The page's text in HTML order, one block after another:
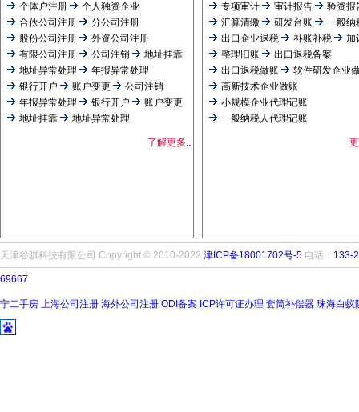
个体户注册
个人独资企业
合伙公司注册
分公司注册
股份公司注册
外资公司注册
有限公司注册
公司注销
地址挂靠
地址异常处理
年报异常处理
银行开户
账户变更
公司注销
年报异常处理
银行开户
账户变更
地址挂靠
地址异常处理
了解更多...
专项审计 审计报告
验资报
汇算清缴
研发台账
一般纳
出口企业退税
补账补税
加
整理旧账
出口退税备案
出口退税做账
软件研发企业
高新技术企业做账
小规模企业代理记账
一般纳税人代理记账
天津谷骐科技有限公司 Copyright © 2010-2022 津ICP备18001702号-5 电话： 133-
69667
宁二手房 上海公司注册 海外公司注册 ODI备案 ICP许可证办理 套筒补偿器 珠海白蚁